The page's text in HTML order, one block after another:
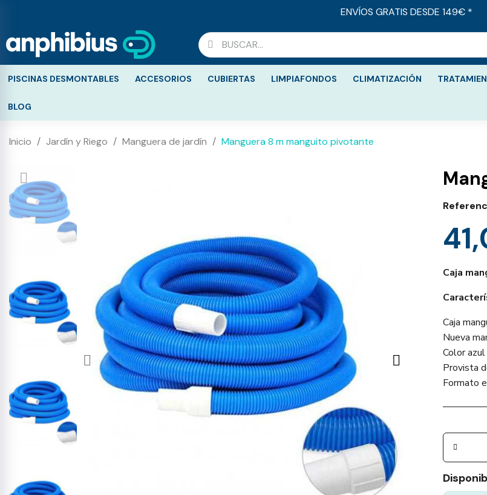
ENVÍOS GRATIS DESDE 149€ *
PISCINAS DESMONTABLES ACCESORIOS CUBIERTAS LIMPIAFONDOS CLIMATIZACIÓN
BLOG
Inicio Jardín y Riego Manguera de jardín Manguera 8 m manguito pivotante
Caja
Caja
Nueva
Color
Provista
Formato